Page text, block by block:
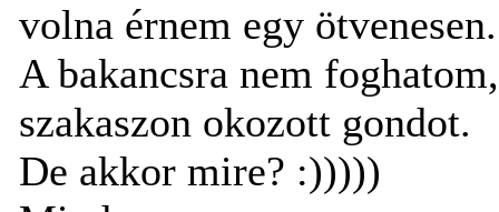
volna érnem egy ötvenesen.
A bakancsra nem
szakaszon okozott gondot.
De akkor mire? :)))))